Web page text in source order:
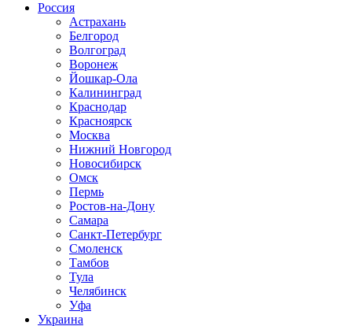
Россия
Астрахань
Белгород
Волгоград
Воронеж
Йошкар-Ола
Калининград
Краснодар
Красноярск
Москва
Нижний Новгород
Новосибирск
Омск
Пермь
Ростов-на-Дону
Самара
Санкт-Петербург
Смоленск
Тамбов
Тула
Челябинск
Уфа
Украина